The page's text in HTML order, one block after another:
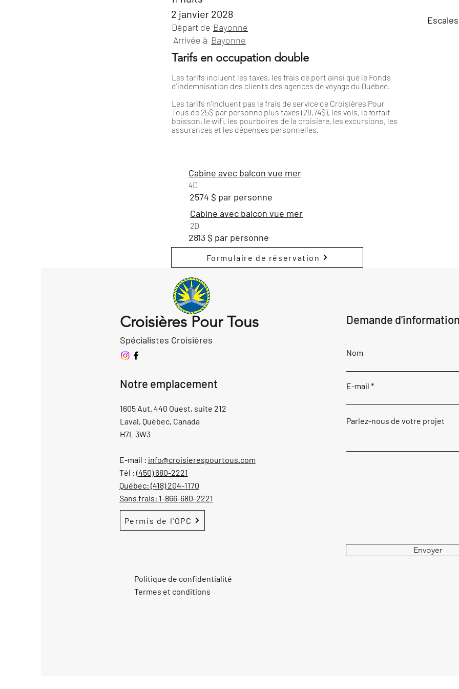
2 janvier 2028
Départ de
Arrivée à
Bayonne
Tarifs en occupation double
Bayonne
Les tarifs incluent les taxes, les frais de port ainsi que le Fonds
d'indemnisation des clients des agences de voyage du Québec.
Les tarifs n'incluent pas le frais de service de Croisières Pour
Tous de 25$ par personne plus taxes (28,74$), les vols, le forfait
boisson, le wifi, les pourboires de la croisière, les excursions, les
assurances et les dépenses personnelles.
Cabine avec balcon vue mer
4D
2574 $ par personne
Cabine avec balcon vue mer
2D
2813 $ par personne
Formulaire de réservation
Croisières Pour Tous
Spécialistes Croisières
Notre emplacement
1605 Aut. 440 Ouest, suite 212
Laval, Québec, Canada
H7L 3W3
E-mail : info@croisierespourtous.com
Tél : (450) 680-2221
Québec: (418) 204-1170
Sans frais: 1-866-680-2221
Permis de l'OPC
Demande
Nom
E-mail
Parlez-nous de votre projet
Envoyer
Politique de confidentialité
Termes et conditions